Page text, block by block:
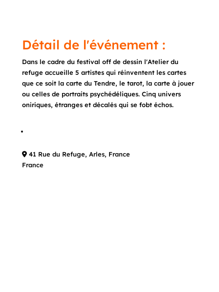
Détail de l'événement :
Dans le cadre du festival off de dessin l'Atelier du
refuge accueille 5 artistes qui réinventent les cartes
que ce soit la carte du Tendre, le tarot, la carte à jouer
ou celles de portraits psychédéliques. Cinq univers
oniriques, étranges et décalés qui se fobt échos.
41 Rue du Refuge, Arles, France
France